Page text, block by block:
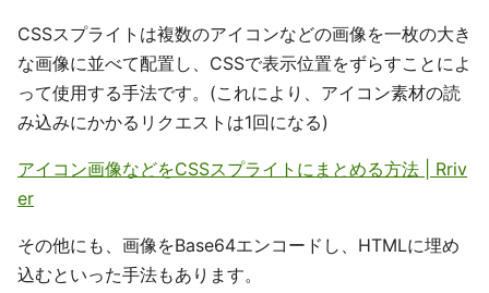
CSSスプライトは複数のアイコンなどの画像を一枚の大き
な画像に並べて配置し、CSSで表示位置をずらすことによ
って使用する手法です。(これにより、アイコン素材の読
み込みにかかるリクエストは1回になる)
アイコン画像などをCSSスプライトにまとめる方法 | Rriv
er
その他にも、画像をBase64エンコードし、HTMLに埋め
込むといった手法もあります。